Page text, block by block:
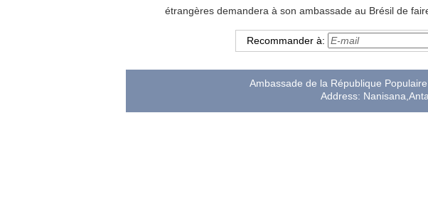
étrangères demandera à son ambassade au Brésil de
Recommander à:
Ambassade de la République
Address: